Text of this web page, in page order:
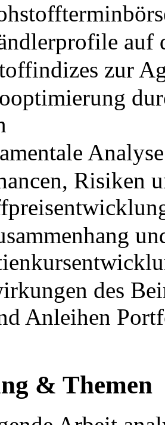
auf
zur
Risiken
des
Anleihen
& Themen